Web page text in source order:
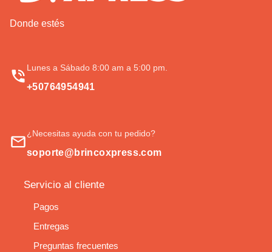
Donde estés
Lunes a Sábado 8:00 am a 5:00 pm.
+50764954941
¿Necesitas ayuda con tu pedido?
soporte@brincoxpress.com
Servicio al cliente
Pagos
Entregas
Preguntas frecuentes